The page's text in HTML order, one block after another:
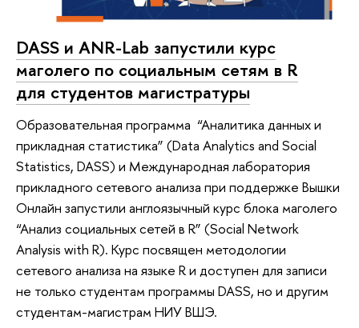
DASS и ANR-Lab запустили курс
маголего по социальным сетям в R
для студентов магистратуры
Образовательная программа “Аналитика данных и
прикладная статистика” (Data Analytics and Social
Statistics, DASS) и Международная лаборатория
прикладного сетевого анализа при поддержке Вышки
Онлайн запустили англоязычный курс блока маголего
“Анализ социальных сетей в R” (Social Network
Analysis with R). Курс посвящен методологии
сетевого анализа на языке R и доступен для записи
не только студентам программы DASS, но и другим
студентам-магистрам НИУ ВШЭ.